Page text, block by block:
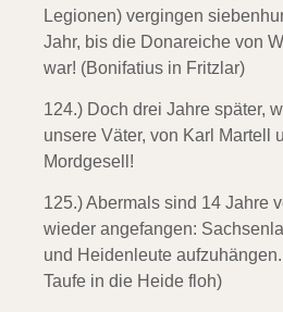
Legionen) vergingen
Jahr, bis die Donareiche von
war! (Bonifatius in Fritzlar)
124.) Doch drei Jahre später,
unsere Väter, von Karl Martell
Mordgesell!
125.) Abermals sind 14 Jahre
wieder angefangen:
und Heidenleute
Taufe in die Heide floh)